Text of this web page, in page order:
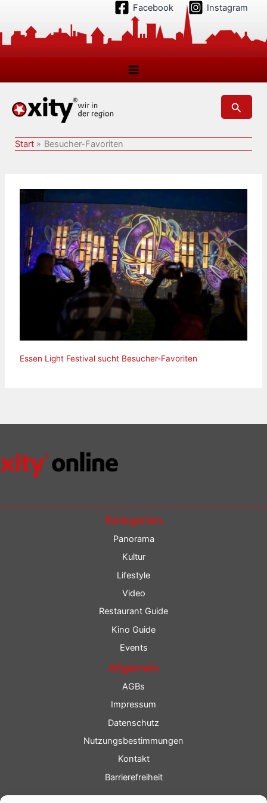
springen
Facebook Instagram
Suchen
Start Besucher-Favoriten
Essen Light Festival sucht Besucher-Favoriten
Kategorien
Panorama
Kultur
Lifestyle
Video
Restaurant Guide
Kino Guide
Events
Allgemein
AGBs
Impressum
Datenschutz
Nutzungsbestimmungen
Kontakt
Barrierefreiheit